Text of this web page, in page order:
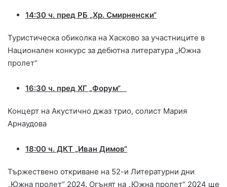
14:30 ч. пред РБ „Хр. Смирненски“
Туристическа обиколка на Хасково за участниците в
Национален конкурс за дебютна литература „Южна
пролет“
16:30 ч. пред ХГ „Форум“
Концерт на Акустично джаз трио, солист Мария
Арнаудова
18:00 ч. ДКТ „Иван Димов“
Тържествено откриване на 52-и Литературни дни
„Южна пролет“ 2024. Огънят на „Южна пролет“ 2024 ще